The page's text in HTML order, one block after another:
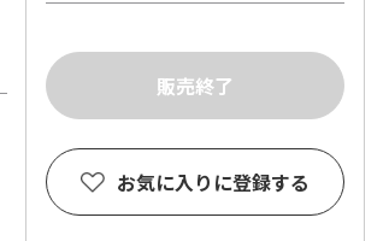
お気に入りに登録する